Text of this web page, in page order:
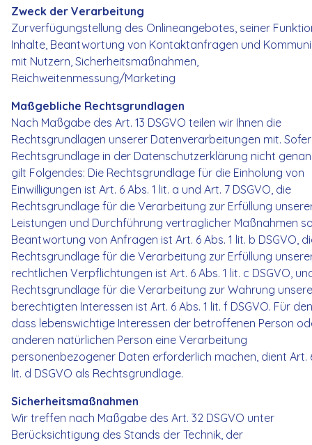
Zweck der Verarbeitung
Zurverfügungstellung des Onlineangebotes, seiner
Inhalte, Beantwortung von Kontaktanfragen und
mit Nutzern, Sicherheitsmaßnahmen,
Reichweitenmessung/Marketing
Maßgebliche Rechtsgrundlagen
Nach Maßgabe des Art. 13 DSGVO teilen wir Ihnen die
Rechtsgrundlagen unserer Datenverarbeitungen mit.
Rechtsgrundlage in der Datenschutzerklärung nicht
gilt Folgendes: Die Rechtsgrundlage für die Einholung von
Einwilligungen ist Art. 6 Abs. 1 lit. a und Art. 7 DSGVO, die
Rechtsgrundlage für die Verarbeitung zur Erfüllung
Leistungen und Durchführung vertraglicher Maßnahmen
Beantwortung von Anfragen ist Art. 6 Abs. 1 lit. b DSGVO,
Rechtsgrundlage für die Verarbeitung zur Erfüllung
rechtlichen Verpflichtungen ist Art. 6 Abs. 1 lit. c DSGVO,
Rechtsgrundlage für die Verarbeitung zur Wahrung
berechtigten Interessen ist Art. 6 Abs. 1 lit. f DSGVO. Für
dass lebenswichtige Interessen der betroffenen Person
anderen natürlichen Person eine Verarbeitung
personenbezogener Daten erforderlich machen, dient Art.
lit. d DSGVO als Rechtsgrundlage.
Sicherheitsmaßnahmen
Wir treffen nach Maßgabe des Art. 32 DSGVO unter
Berücksichtigung des Stands der Technik, der